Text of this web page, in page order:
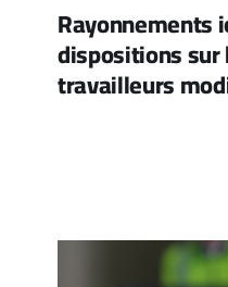
Rayonnements
dispositions
travailleurs